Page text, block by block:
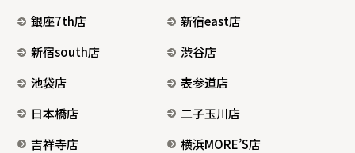
銀座7th店
新宿east店
新宿south店
渋谷店
池袋店
表参道店
日本橋店
二子玉川店
吉祥寺店
横浜MORE’S店